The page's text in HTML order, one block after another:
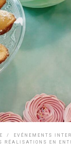
/ EVÉNEMENTS
RÉALISATIONS EN